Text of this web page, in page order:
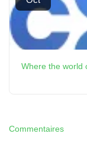
Where the world
Commentaires